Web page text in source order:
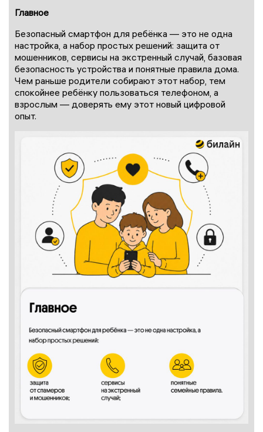
Главное
Безопасный смартфон для ребёнка — это не одна
настройка, а набор простых решений: защита от
мошенников, сервисы на экстренный случай, базовая
безопасность устройства и понятные правила дома.
Чем раньше родители собирают этот набор, тем
спокойнее ребёнку пользоваться телефоном, а
взрослым — доверять ему этот новый цифровой
опыт.